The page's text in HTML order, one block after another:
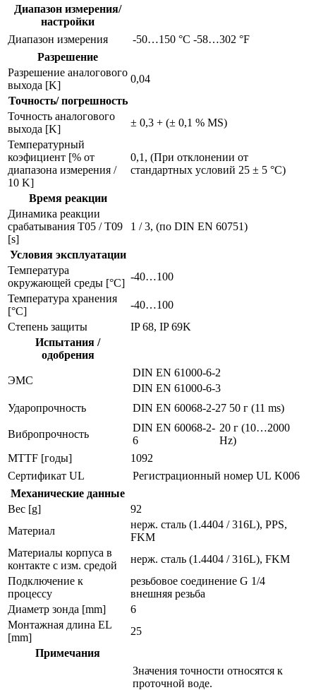
Диапазон измерения/
настройки
Диапазон измерения
-50…150 °C -58…302 °F
Разрешение
Разрешение аналогового
выхода [K]
0,04
Точность/ погрешность
Точность аналогового
выхода [K]
± 0,3 + (± 0,1 % MS)
Температурный
коэфициент [% от
диапазона измерения /
10 K]
0,1, (При отклонении от
стандартных условий 25 ± 5 °C)
Время реакции
Динамика реакции
срабатывания T05 / T09
[s]
1 / 3, (по DIN EN 60751)
Условия эксплуатации
Температура
окружающей среды [°C]
-40…100
Температура хранения
[°C]
-40…100
Степень защиты
IP 68, IP 69K
Испытания /
одобрения
ЭMC
DIN EN 61000-6-2
DIN EN 61000-6-3
Ударопрочность
DIN EN 60068-2-27 50 г (11 ms)
Вибропрочность
DIN EN 60068-2-
6
20 г (10…2000
Hz)
MTTF [годы]
1092
Сертификат UL
Регистрационный номер UL K006
Механические данные
Вес [g]
92
Материал
нерж. сталь (1.4404 / 316L), PPS,
FKM
Материалы корпуса в
контакте с изм. средой
нерж. сталь (1.4404 / 316L), FKM
Подключение к
процессу
резьбовое соединение G 1/4
внешняя резьба
Диаметр зонда [mm]
6
Монтажная длина EL
[mm]
25
Примечания
Значения точности относятся к
проточной воде.